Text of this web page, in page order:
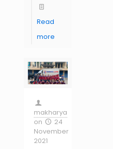
Read
more
makharya
on
24
November
2021